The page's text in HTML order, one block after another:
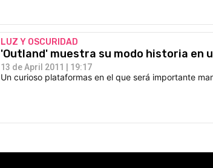
LUZ Y OSCURIDAD
'Outland' muestra su modo historia en
13 de April 2011 | 19:17
Un curioso plataformas en el que será importante